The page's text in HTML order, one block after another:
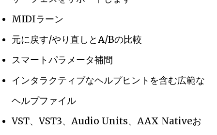
MIDIラーン
元に戻す/やり直しとA/Bの比較
スマートパラメータ補間
インタラクティブなヘルプヒントを含む広範な
ヘルプファイル
VST、VST3、Audio Units、AAX Nativeお